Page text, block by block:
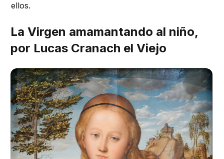
ellos.
La Virgen amamantando al niño,
por Lucas Cranach el Viejo